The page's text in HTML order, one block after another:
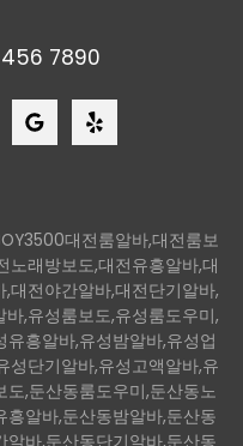
456 7890
대전룸알바,대전룸보
노래방보도,대전유흥알바,대
대전야간알바,대전단기알바,
,유성룸보도,유성룸도우미,
흥알바,유성밤알바,유성업
성단기알바,유성고액알바,유
,둔산동룸도우미,둔산동노
알바,둔산동밤알바,둔산동